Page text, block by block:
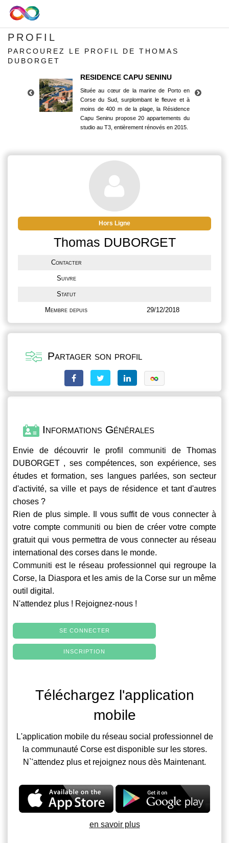
PROFIL
PARCOUREZ LE PROFIL DE THOMAS
DUBORGET
RESIDENCE CAPU SENINU
Située au cœur de la marine de Porto en
Corse du Sud, surplombant le fleuve et à
moins de 400 m de la plage, la Résidence
Capu Seninu propose 20 appartements du
studio au T3, entièrement rénovés en 2015.
Corse du Sud, surplombant le fleuve et à
moins de 400 m de la plage, la Résidence
Capu Seninu propose 20 appartements du
studio au T3, entièrement rénovés en 2015.
Hors Ligne
Thomas DUBORGET
Contacter
Suivre
Statut
Membre depuis 29/12/2018
Partager son profil
Informations Générales
Envie de découvrir le profilcommuniti de Thomas
DUBORGET , ses compétences, son expérience, ses
études et formation, ses langues parlées, son secteur
d'activité, sa ville et pays de résidence et tant d'autres
choses ?
Rien de plus simple. Il vous suffit de vous connecter à
votre compte communiti ou bien de créer votre compte
gratuit qui vous permettra de vous connecter au réseau
international des corses dans le monde.
Communiti est le réseau professionnel qui regroupe la
Corse, la Diaspora et les amis de la Corse sur un même
outil digital.
N'attendez plus ! Rejoignez-nous !
SE CONNECTER
INSCRIPTION
Téléchargez l'application
mobile
L'application mobile du réseau social professionnel de
la communauté Corse est disponible sur les stores.
N`'attendez plus et rejoignez nous dès Maintenant.
en savoir plus